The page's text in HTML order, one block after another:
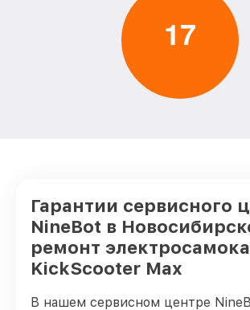
17
Гарантии сервисного
NineBot в
ремонт
KickScooter Max
В нашем сервисном центре